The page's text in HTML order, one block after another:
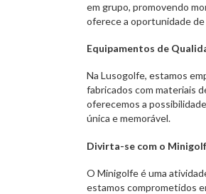
em grupo, promovendo
oferece a oportunidade
Equipamentos de
Na Lusogolfe, estamos
fabricados com materiais
oferecemos a
única e memorável.
Divirta-se com o
O Minigolfe é uma
estamos comprometidos